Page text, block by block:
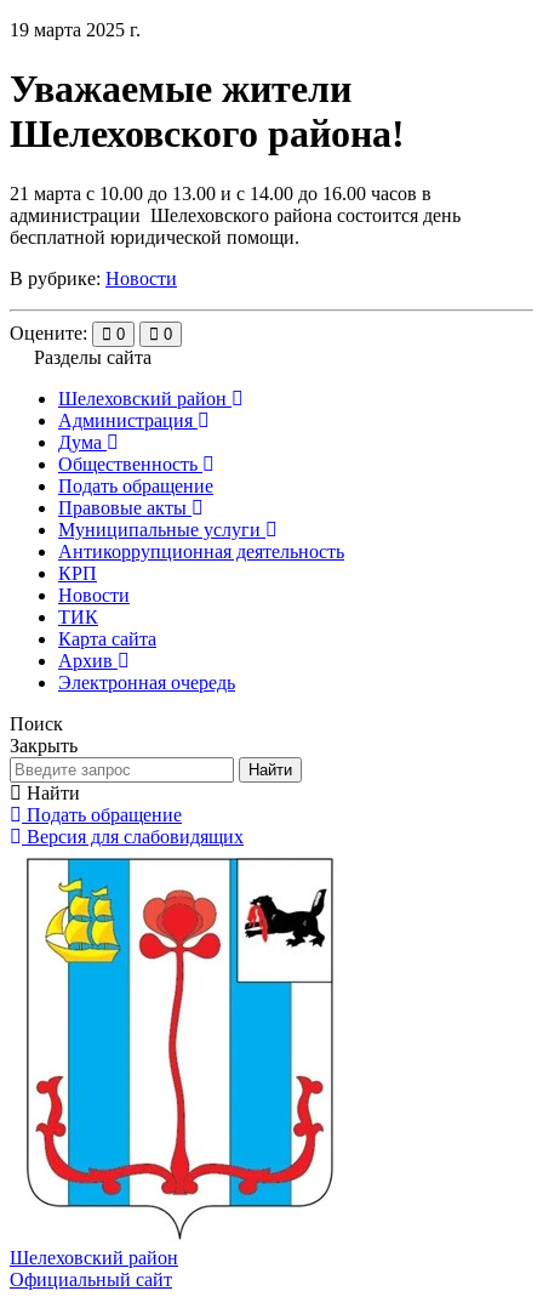
19 марта 2025 г.
Уважаемые жители
Шелеховского района!
21 марта с 10.00 до 13.00 и с 14.00 до 16.00 часов в
администрации Шелеховского района состоится день
бесплатной юридической помощи.
В рубрике: Новости
Оцените: 0 0
Разделы сайта
Шелеховский район
Администрация
Дума
Общественность
Подать обращение
Правовые акты
Муниципальные услуги
Антикоррупционная деятельность
КРП
Новости
ТИК
Карта сайта
Архив
Электронная очередь
Поиск
Закрыть
Найти
Найти
Подать обращение
Версия для слабовидящих
Шелеховский район
Официальный сайт